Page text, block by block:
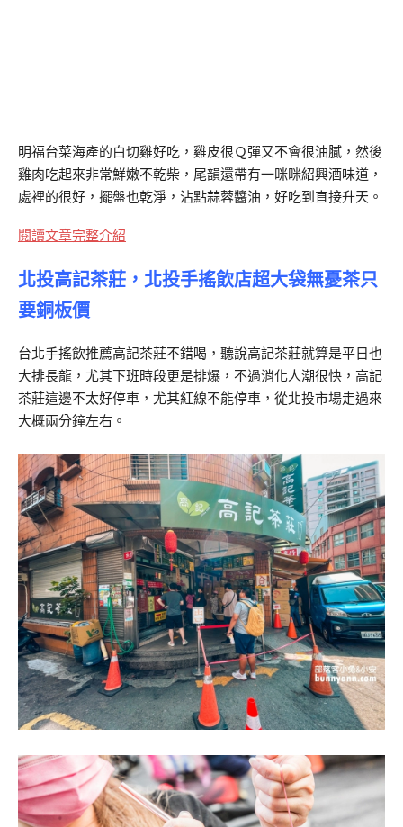
明福台菜海產的白切雞好吃，雞皮很Ｑ彈又不會很油膩，然後
雞肉吃起來非常鮮嫩不乾柴，尾韻還帶有一咪咪紹興酒味道，
處裡的很好，擺盤也乾淨，沾點蒜蓉醬油，好吃到直接升天。
閱讀文章完整介紹
北投高記茶莊，北投手搖飲店超大袋無憂茶只
要銅板價
台北手搖飲推薦高記茶莊不錯喝，聽說高記茶莊就算是平日也
大排長龍，尤其下班時段更是排爆，不過消化人潮很快，高記
茶莊這邊不太好停車，尤其紅線不能停車，從北投市場走過來
大概兩分鐘左右。